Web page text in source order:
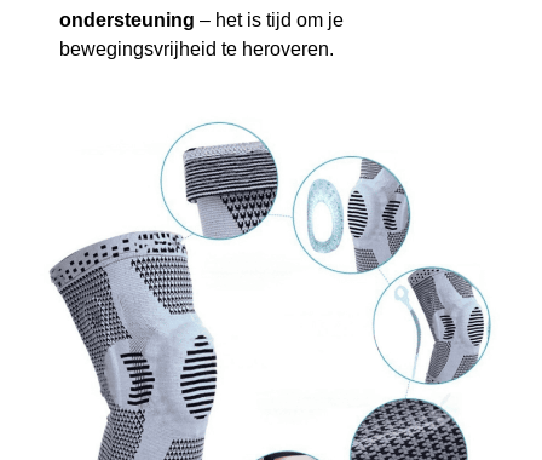
ondersteuning – het is tijd om je
bewegingsvrijheid te heroveren.